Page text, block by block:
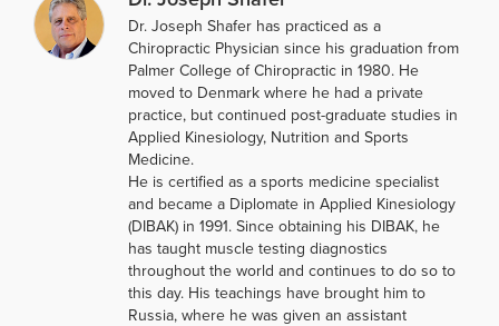
Dr. Joseph Shafer has practiced as a
Chiropractic Physician since his graduation from
Palmer College of Chiropractic in 1980. He
moved to Denmark where he had a private
practice, but continued post-graduate studies in
Applied Kinesiology, Nutrition and Sports
Medicine.
He is certified as a sports medicine specialist
and became a Diplomate in Applied Kinesiology
(DIBAK) in 1991. Since obtaining his DIBAK, he
has taught muscle testing diagnostics
throughout the world and continues to do so to
this day. His teachings have brought him to
Russia, where he was given an assistant